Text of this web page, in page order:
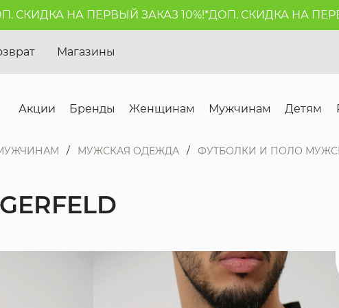
НА ПЕРВЫЙ ЗАКАЗ 10%!*ДОП. СКИДКА НА ПЕРВЫЙ
Магазины
Акции Бренды Женщинам Мужчинам Детям
МУЖСКАЯ ОДЕЖДА ФУТБОЛКИ И ПОЛО